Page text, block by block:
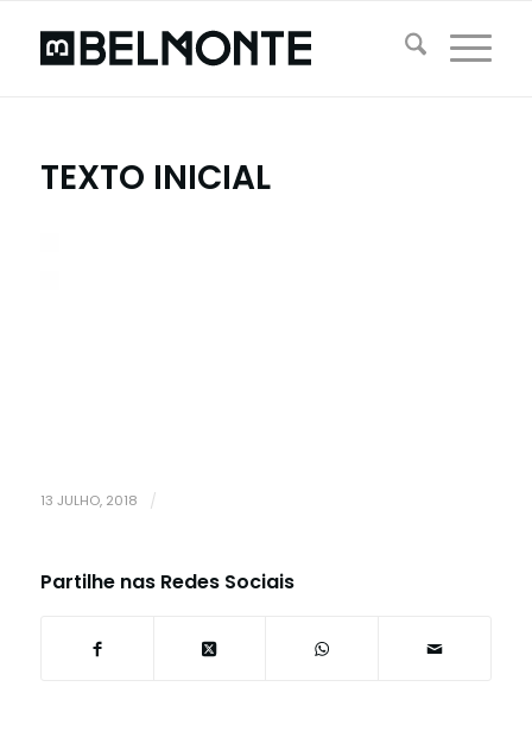
TEXTO INICIAL
13 JULHO, 2018 /
Partilhe nas Redes Sociais